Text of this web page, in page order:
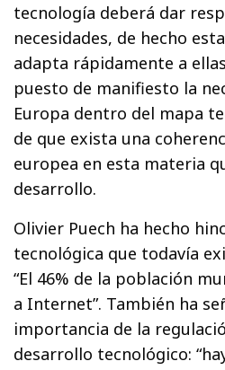
tecnología deberá dar
necesidades, de hecho
adapta rápidamente a
puesto de manifiesto la
Europa dentro del mapa
de que exista una
europea en esta materia
desarrollo.
Olivier Puech ha hecho
tecnológica que todavía
“El 46% de la población
a Internet”. También ha
importancia de la
desarrollo tecnológico: